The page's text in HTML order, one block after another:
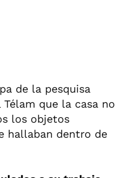
de la pesquisa
que la casa no
los objetos
hallaban dentro de